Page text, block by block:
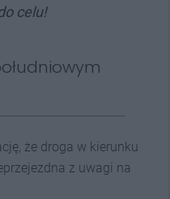
celu!
że droga w kierunku
z uwagi na